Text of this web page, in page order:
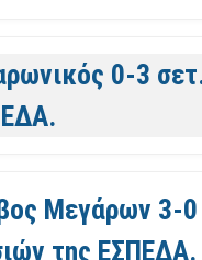
0-3
Μεγάρων 3-0
της ΕΣΠΕΔΑ.